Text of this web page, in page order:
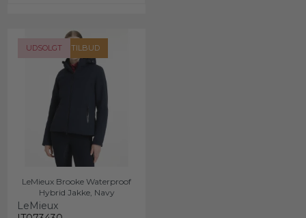
OUTLET OG TILBUD
UDSOLGT
LeMieux Brooke Waterproof
Hybrid Jakke, Navy
LeMieux